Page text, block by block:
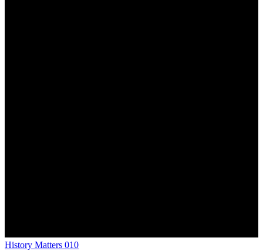
History Matters 010